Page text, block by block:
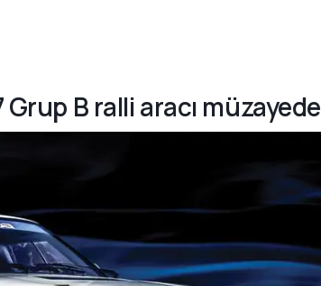
B ralli aracı müzayede